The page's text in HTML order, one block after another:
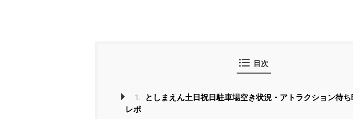
目次
1. としまえん土日祝日駐車場空き状況・アトラクション待
レポ